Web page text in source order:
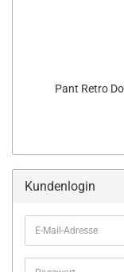
Pant Retro
Kundenlogin
E-
Mail-
Adresse